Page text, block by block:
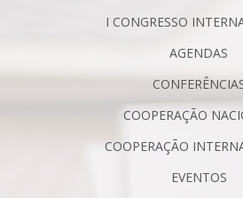
I CONGRESSO
AGENDAS
COOPERAÇÃO
COOPERAÇÃO
EVENTOS